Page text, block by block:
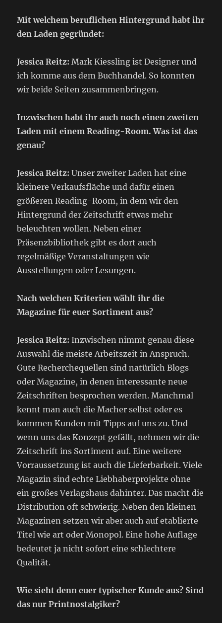
Mit welchem beruflichen Hintergrund habt ihr
den Laden gegründet:
Jessica Reitz: Mark Kiessling ist Designer und
ich komme aus dem Buchhandel. So konnten
wir beide Seiten zusammenbringen.
Inzwischen habt ihr auch noch einen zweiten
Laden mit einem Reading-Room. Was ist das
genau?
Jessica Reitz:Unser zweiter Laden hat eine
kleinere Verkaufsfläche und dafür einen
größeren Reading-Room, in dem wir den
Hintergrund der Zeitschrift etwas mehr
beleuchten wollen. Neben einer
Präsenzbibliothek gibt es dort auch
regelmäßige Veranstaltungen wie
Ausstellungen oder Lesungen.
Nach welchen Kriterien wählt ihr die
Magazine für euer Sortiment aus?
Jessica Reitz: Inzwischen nimmt genau diese
Auswahl die meiste Arbeitszeit in Anspruch.
Gute Recherchequellen sind natürlich Blogs
oder Magazine, in denen interessante neue
Zeitschriften besprochen werden. Manchmal
kennt man auch die Macher selbst oder es
kommen Kunden mit Tipps auf uns zu. Und
wenn uns das Konzept gefällt, nehmen wir die
Zeitschrift ins Sortiment auf. Eine weitere
Vorraussetzung ist auch die Lieferbarkeit. Viele
Magazin sind echte Liebhaberprojekte ohne
ein großes Verlagshaus dahinter. Das macht die
Distribution oft schwierig. Neben den kleinen
Magazinen setzen wir aber auch auf etablierte
Titel wie art oder Monopol. Eine hohe Auflage
bedeutet ja nicht sofort eine schlechtere
Qualität.
Wie sieht denn euer typischer Kunde aus? Sind
das nur Printnostalgiker?